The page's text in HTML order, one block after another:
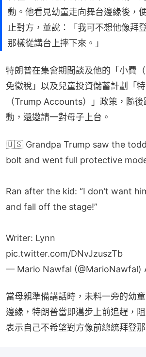
動。他看見幼童走向舞台邊緣後，
止對方，並說：「我可不想他像拜
那樣從講台上摔下來。」
特朗普在集會期間談及他的「小費
免徵稅」以及兒童投資儲蓄計劃「
（Trump Accounts）」政策，隨
動，還邀請一對母子上台。
🇺🇸 Grandpa Trump saw the
bolt and went full protective
Ran after the kid: “I don’t want
and fall off the stage!”
Writer: Lynn
pic.twitter.com/DNvJzuszTb
— Mario Nawfal (@MarioNawfal)
當母親準備講話時，未料一旁的幼
邊緣，特朗普當即邁步上前追趕，
表示自己不希望對方像前總統拜登那